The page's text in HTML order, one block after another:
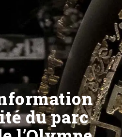
du parc